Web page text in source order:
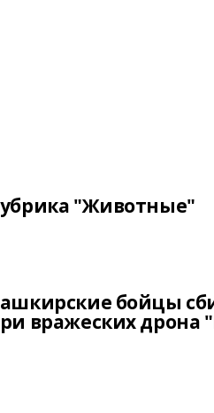
"Животные"
бойцы
вражеских дрона